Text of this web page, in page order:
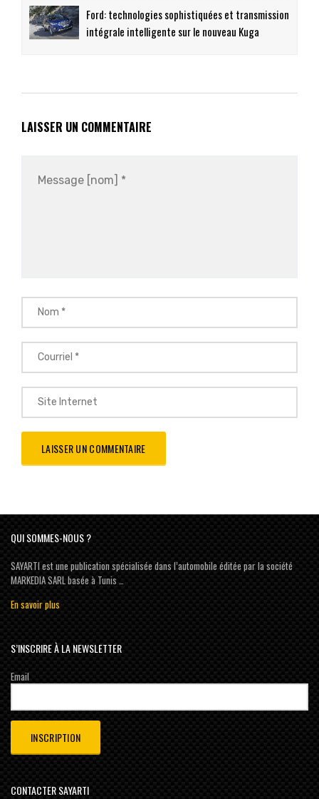
Ford: technologies sophistiquées et transmission
intégrale intelligente sur le nouveau Kuga
LAISSER UN COMMENTAIRE
QUI SOMMES-NOUS ?
SAYARTI est une publication spécialisée dans l’automobile éditée par la société
MARKEDIA SARL basée à Tunis …
En savoir plus
S’INSCRIRE À LA NEWSLETTER
Email
CONTACTER SAYARTI